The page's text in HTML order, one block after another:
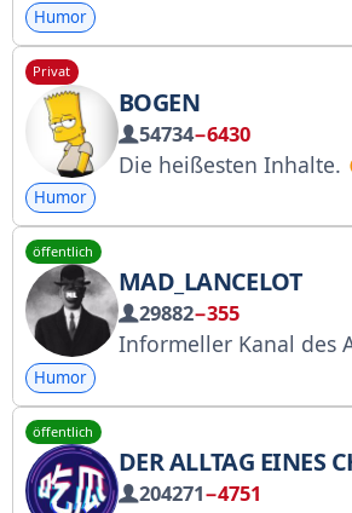
Humor
Privat
BOGEN
54734−6430
Die heißesten Inhalte.
Humor
öffentlich
MAD_LANCELOT
29882−355
Informeller Kanal des Autors Carthago delenda est, Ceterum censeo Carthaginem delendam esse
Humor
öffentlich
DER ALLTAG EINES
204271−4751